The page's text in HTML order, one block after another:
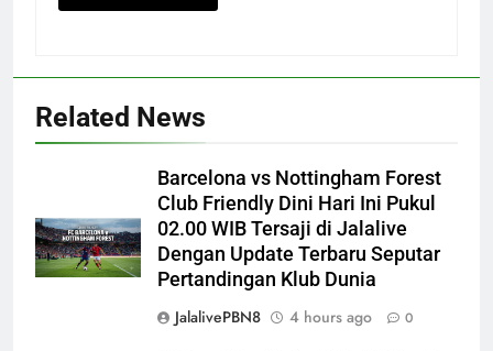
Related News
Barcelona vs Nottingham Forest
Club Friendly Dini Hari Ini Pukul
02.00 WIB Tersaji di Jalalive
Dengan Update Terbaru Seputar
Pertandingan Klub Dunia
JalalivePBN8
4 hours ago 0